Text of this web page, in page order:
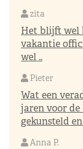
zita
Het blijft wel
vakantie
wel ..
Pieter
Wat een
jaren voor de
gekunsteld en
Anna P.